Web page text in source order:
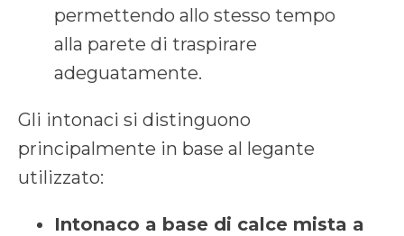
permettendo allo stesso tempo
alla parete di traspirare
adeguatamente.
Gli intonaci si distinguono
principalmente in base al legante
utilizzato:
Intonaco a base di calce mista a